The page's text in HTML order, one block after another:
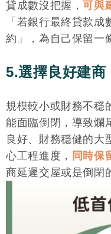
貸成數沒把握，可與
「若銀行最終貸款
約」，為自己保留一
5.選擇良好建商
規模較小或財務不穩
能面臨倒閉，導致爛
良好、財務穩健的大
心工程進度，
同時保
商延遲交屋或是倒閉